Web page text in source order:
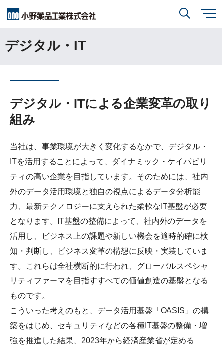
患者さんとご家族の皆さま
医療関係者の皆さま
MA）
医薬・薬学研究支援
ニュース
お問い合わせ
English Global
小野薬品について
小野薬品についてトップ
CEO・COOメッセージ
ミッションステートメント
コーポレートスローガン「BREAK THROUGH」
小野薬品の特徴・強み
経営戦略
グローバル戦略
コーポレート・ガバナンス
ポリシー類
会社案内
CM・動画情報
研究開発
研究開発
オープンイノベーション
開発パイプライン
ライセンス活動
研究者主導研究支援
IR情報
IR情報トップ
経営方針
財務ハイライト
業績報告
IRライブラリー
株式関連情報
個人投資家の皆さまへ
IRカレンダー
採用情報
サステナビリティ
トップメッセージ
小野薬品工業のサステナビリティ
環境
社会
ガバナンス
デジタル・IT
デジタル・ITによる企業変革の取り
組み
当社は、事業環境が大きく変化するなかで、デジタル・
ITを活用することによって、ダイナミック・ケイパビリ
ティの高い企業を目指しています。そのためには、社内
外のデータ活用環境と独自の視点によるデータ分析能
力、最新テクノロジーに支えられた柔軟なIT基盤が必要
となります。IT基盤の整備によって、社内外のデータを
活用し、ビジネス上の課題や新しい機会を適時的確に検
知・判断し、ビジネス変革の構想に反映・実装していま
す。これらは全社横断的に行われ、グローバルスペシャ
リティファーマを目指すすべての価値創造の基盤となる
ものです。
こういった考えのもと、データ活用基盤「OASIS」の構
築をはじめ、セキュリティなどの各種IT基盤の整備・増
強を推進した結果、2023年から経済産業省が定める